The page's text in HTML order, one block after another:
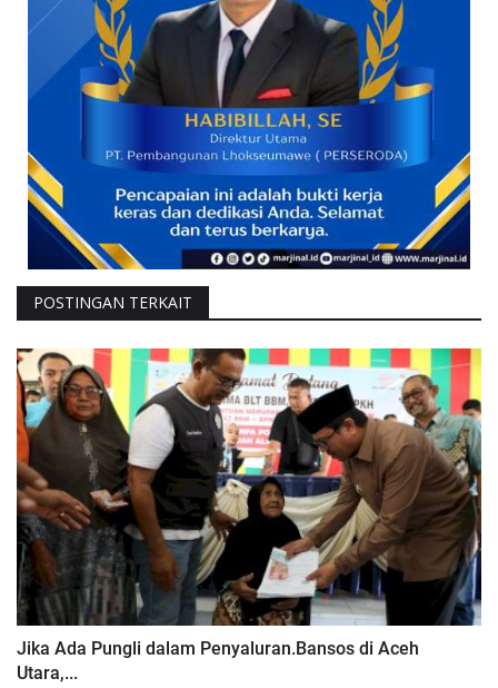
POSTINGAN TERKAIT
Jika Ada Pungli dalam Penyaluran.Bansos di Aceh
Utara,...